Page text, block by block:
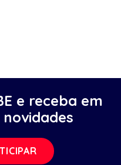
e receba em